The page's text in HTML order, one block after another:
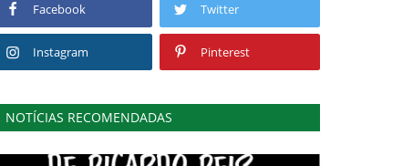
Facebook Twitter
Instagram Pinterest
NOTÍCIAS RECOMENDADAS